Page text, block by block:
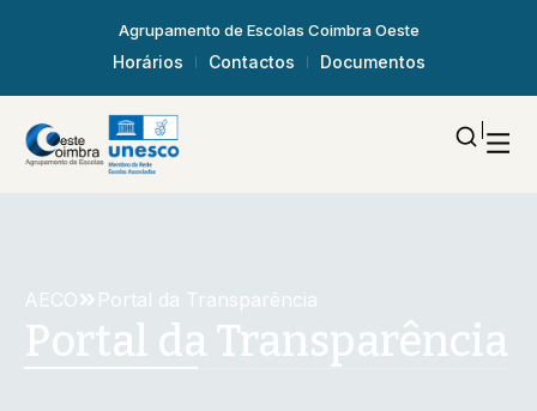
Agrupamento de Escolas Coimbra Oeste
Horários Contactos Documentos
AECO Portal da Transparência
Portal da Transparência